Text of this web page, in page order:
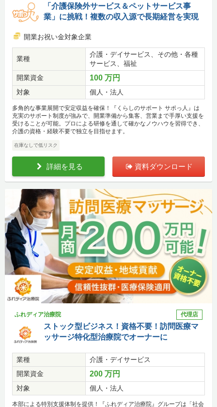
「介護保険外サービス＆ペットサービス事
業」に挑戦！複数の収入源で長期経営を実現
開業お祝い金対象企業
業種
介護・デイサービス、その他・各種
サービス、福祉
開業資金
100 万円
対象 個人・法人
多角的な事業展開で安定収益を確保！『くらしのサポート サポっ人』は
充実のサポート制度が強みで、開業準備から集客、営業まで手厚い支援を
受けることが可能。プロによる研修を通して確かなノウハウを習得でき、
介護の資格・経験不要で独立を目指せます。
在庫なしで低リスク
詳細を見る 資料ダウンロード
ふれディア治療院 代理店
ストック型ビジネス！資格不要！訪問医療マ
ッサージ特化型治療院でオーナーに
業種
介護・デイサービス
開業資金
200 万円
対象 個人・法人
本部による特別支援体制を提供！『ふれディア治療院』グループは「社会